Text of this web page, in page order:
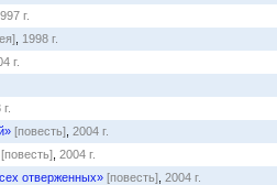
г.
1998 г.
г.
[повесть] 2004 г.
[повесть] 2004 г.
отверженных» [повесть] 2004 г.